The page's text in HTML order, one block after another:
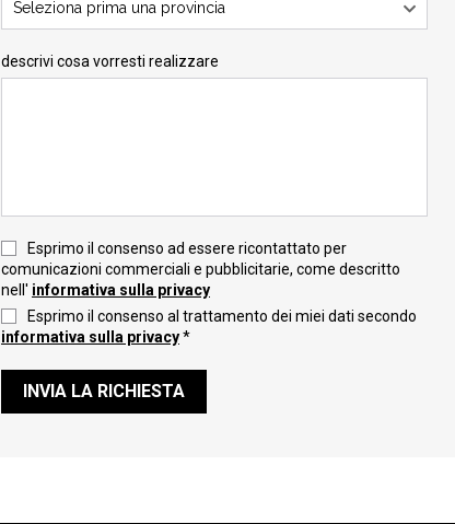
Seleziona prima una provincia
descrivi cosa vorresti realizzare
Esprimo il consenso ad essere ricontattato per
comunicazioni commerciali e pubblicitarie, come descritto
nell' informativa sulla privacy
Esprimo il consenso al trattamento dei miei dati secondo
informativa sulla privacy*
INVIA LA RICHIESTA